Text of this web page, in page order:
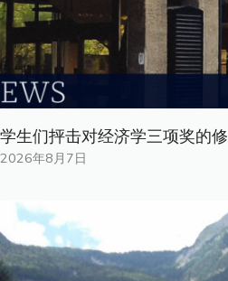
学生们抨击对经济学三项奖的
2026年8月7日